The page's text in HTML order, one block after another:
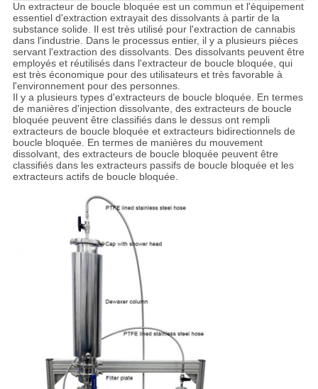
Un extracteur de boucle bloquée est un commun et l'équipement
essentiel d'extraction extrayait des dissolvants à partir de la
substance solide. Il est très utilisé pour l'extraction de cannabis
dans l'industrie. Dans le processus entier, il y a plusieurs pièces
servant l'extraction des dissolvants. Des dissolvants peuvent être
employés et réutilisés dans l'extracteur de boucle bloquée, qui
est très économique pour des utilisateurs et très favorable à
l'environnement pour des personnes.
Il y a plusieurs types d'extracteurs de boucle bloquée. En termes
de manières d'injection dissolvante, des extracteurs de boucle
bloquée peuvent être classifiés dans le dessus ont rempli
extracteurs de boucle bloquée et extracteurs bidirectionnels de
boucle bloquée. En termes de manières du mouvement
dissolvant, des extracteurs de boucle bloquée peuvent être
classifiés dans les extracteurs passifs de boucle bloquée et les
extracteurs actifs de boucle bloquée.